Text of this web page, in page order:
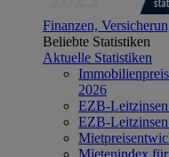
Finanzen,
Beliebte Statistiken
Aktuelle Statistiken
2026
EZB-
EZB-
Mietenindex